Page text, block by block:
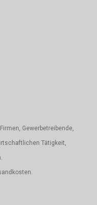
Gewerbetreibende,
Tätigkeit,